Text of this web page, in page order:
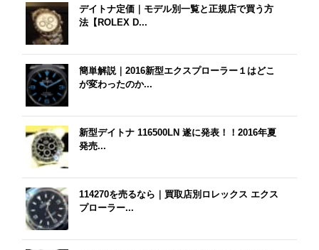
デイトナ定価｜モデル別一覧と正規店で買う方
法【ROLEX D...
簡単解説｜2016新型エクスプローラー１はどこ
が変わったのか...
新型デイトナ 116500LN 遂に発表！！2016年夏
発売...
114270を売るなら｜買取店別ロレックス エクス
プローラー...